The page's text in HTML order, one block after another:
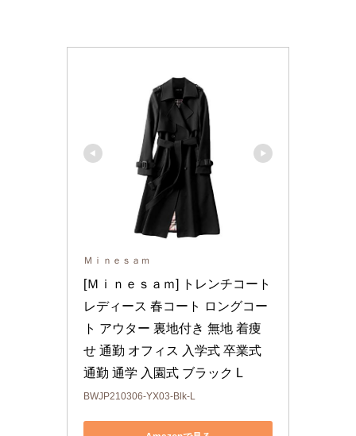
Ｍｉｎｅｓａｍ
[Ｍｉｎｅｓａｍ] トレンチコート
レディース 春コート ロングコー
ト アウター 裏地付き 無地 着痩
せ 通勤 オフィス 入学式 卒業式
通勤 通学 入園式 ブラック L
BWJP210306-YX03-Blk-L